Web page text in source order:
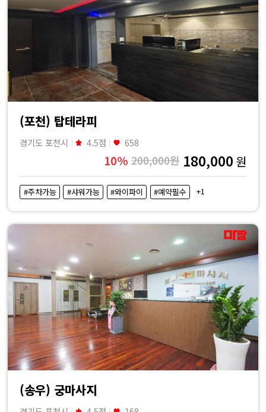
(포천) 탑테라피
경기도 포천시 4.5점 658
10% 200,000원 180,000 원
#주차가능 #샤워가능 #와이파이 #예약필수 +1
(송우) 궁마사지